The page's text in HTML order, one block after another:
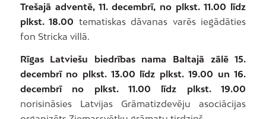
Trešajā adventē, 11. decembrī, no plkst. 11.00 līdz
plkst. 18.00 tematiskas dāvanas varēs iegādāties
fon Stricka villā.
Rīgas Latviešu biedrības nama Baltajā zālē 15.
decembrī no plkst. 13.00 līdz plkst. 19.00 un 16.
decembrī no plkst. 11.00 līdz plkst. 19.00
norisināsies Latvijas Grāmatizdevēju asociācijas